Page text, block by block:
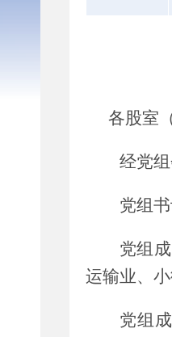
各股室
经党
党组
党组
运输业、
党组